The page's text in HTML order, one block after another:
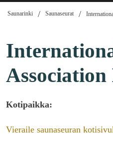
Saunarinki / Saunaseurat /
Kotipaikka:
Vieraile saunaseuran